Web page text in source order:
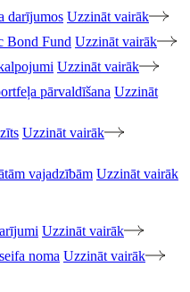
darījumos Uzzināt vairāk
Bond Fund Uzzināt vairāk
Uzzināt vairāk
pārvaldīšana Uzzināt
Uzzināt vairāk
vajadzībām Uzzināt vairāk
Uzzināt vairāk
noma Uzzināt vairāk